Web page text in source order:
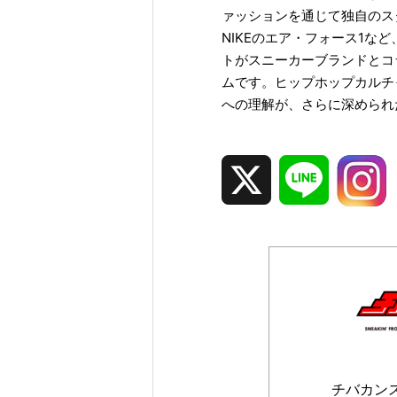
ァッションを通じて独自の
NIKEのエア・フォース1な
トがスニーカーブランドと
ムです。ヒップホップカル
への理解が、さらに深めら
チバカン